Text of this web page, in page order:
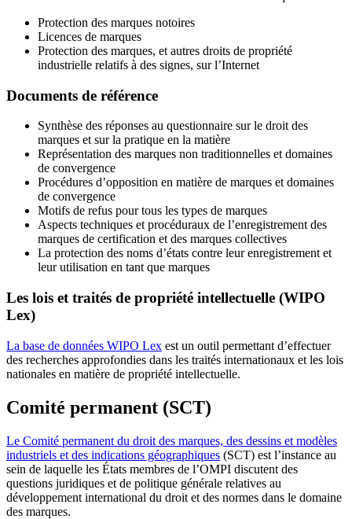
Protection des marques notoires
Licences de marques
Protection des marques, et autres droits de propriété
industrielle relatifs à des signes, sur l’Internet
Documents de référence
Synthèse des réponses au questionnaire sur le droit des
marques et sur la pratique en la matière
Représentation des marques non traditionnelles et domaines
de convergence
Procédures d’opposition en matière de marques et domaines
de convergence
Motifs de refus pour tous les types de marques
Aspects techniques et procéduraux de l’enregistrement des
marques de certification et des marques collectives
La protection des noms d’états contre leur enregistrement et
leur utilisation en tant que marques
Les lois et traités de propriété intellectuelle (WIPO
Lex)
La base de données WIPO Lex est un outil permettant d’effectuer
des recherches approfondies dans les traités internationaux et les lois
nationales en matière de propriété intellectuelle.
Comité permanent (SCT)
Le Comité permanent du droit des marques, des dessins et modèles
industriels et des indications géographiques (SCT) est l’instance au
sein de laquelle les États membres de l’OMPI discutent des
questions juridiques et de politique générale relatives au
développement international du droit et des normes dans le domaine
des marques.